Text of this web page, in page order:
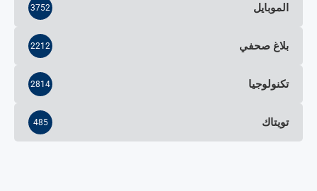
الموبايل 3752
بلاغ صحفي 2212
تكنولوجيا 2814
تويتاك 485